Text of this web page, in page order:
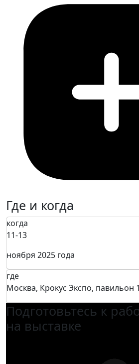
Где и когда
когда
11-13
ноября 2025 года
где
Москва, Крокус Экспо, павильон 1
Подготовьтесь к
на выставке